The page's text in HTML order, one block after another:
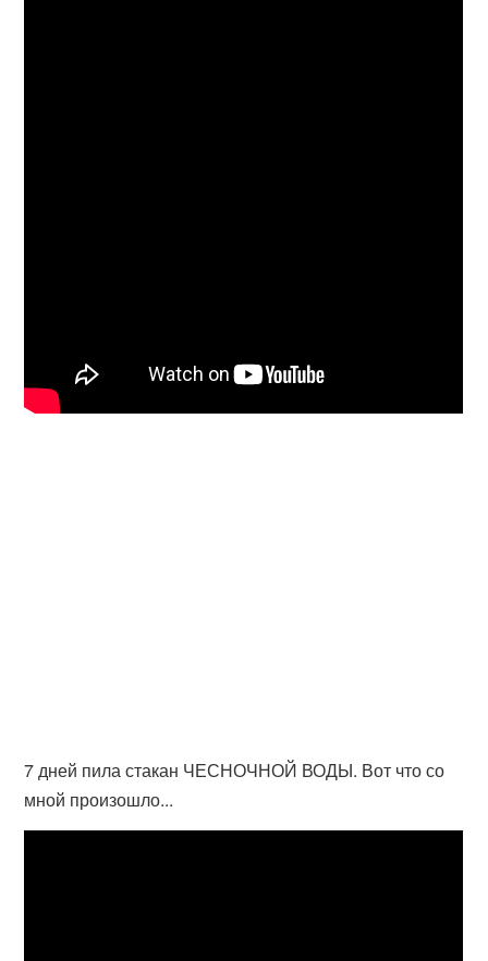
7 дней пила стакан ЧЕСНОЧНОЙ ВОДЫ. Вот что со
мной произошло...